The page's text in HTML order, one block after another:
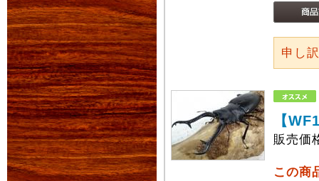
申し
【
販売価
この商